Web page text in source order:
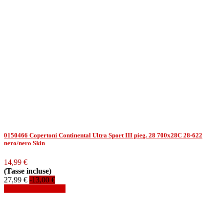
0150466 Copertoni Continental Ultra Sport III pieg. 28 700x28C 28-622
nero/nero Skin
14,99 €
(Tasse incluse)
27,99 € -13,00 €